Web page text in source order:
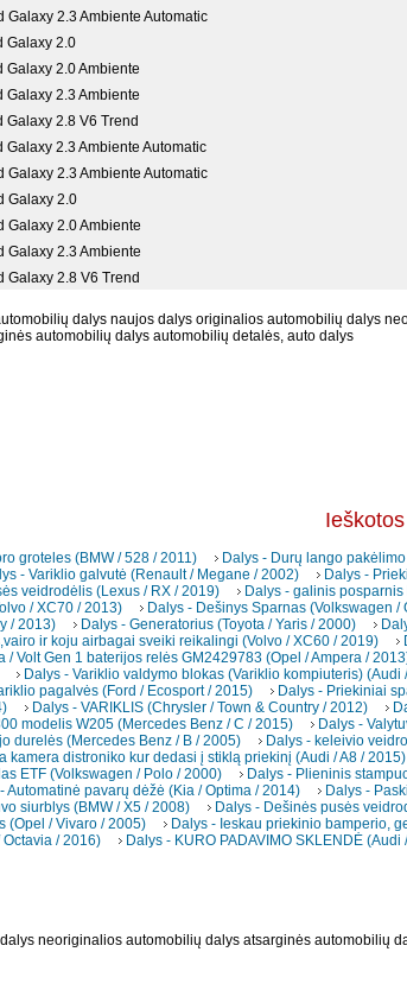
Galaxy 2.3 Ambiente Automatic
Galaxy 2.0
Galaxy 2.0 Ambiente
Galaxy 2.3 Ambiente
Galaxy 2.8 V6 Trend
Galaxy 2.3 Ambiente Automatic
Galaxy 2.3 Ambiente Automatic
Galaxy 2.0
Galaxy 2.0 Ambiente
Galaxy 2.3 Ambiente
Galaxy 2.8 V6 Trend
dalys naujos dalys originalios automobilių dalys
automobilių dalys automobilių detalės, auto dalys
groteles (BMW / 528 / 2011)
Dalys - Durų lango
- Variklio galvutė (Renault / Megane / 2002)
Dalys -
veidrodėlis (Lexus / RX / 2019)
Dalys - galinis posparnis
/ XC70 / 2013) Dalys - Dešinys Sparnas (Volkswagen /
/ 2013) Dalys - Generatorius (Toyota / Yaris / 2000)
ir koju airbagai sveiki reikalingi (Volvo / XC60 / 2019)
/ Volt Gen 1 baterijos relės GM2429783 (Opel / Ampera /
Dalys - Variklio valdymo blokas (Variklio kompiuteris) (Audi
pagalvės (Ford / Ecosport / 2015)
Dalys - Priekiniai
Dalys - VARIKLIS (Chrysler / Town & Country / 2012)
modelis W205 (Mercedes Benz / C / 2015)
Dalys -
durelės (Mercedes Benz / B / 2005)
Dalys - keleivio
kamera distroniko kur dedasi į stiklą priekinį (Audi / A8 / 2015)
ETF (Volkswagen / Polo / 2000)
Dalys - Plieninis
Automatinė pavarų dėžė (Kia / Optima / 2014)
Dalys -
siurblys (BMW / X5 / 2008)
Dalys - Dešinės pusės
(Opel / Vivaro / 2005)
Dalys - Ieskau priekinio bamperio,
/ 2016) Dalys - KURO PADAVIMO SKLENDĖ (Audi
neoriginalios automobilių dalys atsarginės automobilių